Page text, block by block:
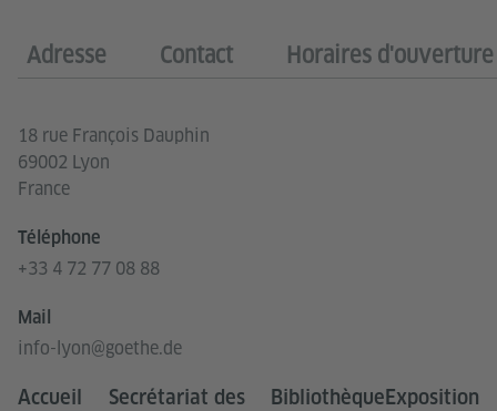
Adresse Contact Horaires d'ouverture
18 rue François Dauphin
69002 Lyon
France
Téléphone
+33 4 72 77 08 88
Mail
info-lyon@goethe.de
Accueil
Secrétariat des
BibliothèqueExposition